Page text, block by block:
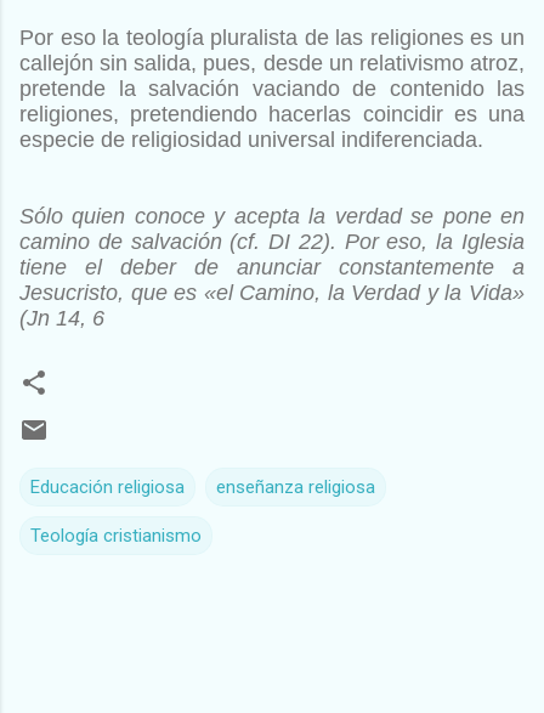
Por eso la teología pluralista de las religiones es un
callejón sin salida, pues, desde un relativismo atroz,
pretende la salvación vaciando de contenido las
religiones, pretendiendo hacerlas coincidir es una
especie de religiosidad universal indiferenciada.
Sólo quien conoce y acepta la verdad se pone en
camino de salvación (cf. DI 22). Poreso, la Iglesia
tiene el deber de anunciar constantemente a
Jesucristo, que es «el Camino, la Verdad y la Vida»
(Jn 14, 6
Educación religiosa enseñanza religiosa
Teología cristianismo